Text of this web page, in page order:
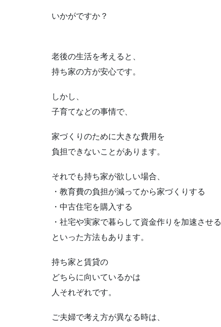
いかがですか？
老後の生活を考えると、
持ち家の方が安心です。
しかし、
子育てなどの事情で、
家づくりのために大きな費用を
負担できないことがあります。
それでも持ち家が欲しい場合、
・教育費の負担が減ってから家づくりする
・中古住宅を購入する
・社宅や実家で暮らして資金作りを加速させる
といった方法もあります。
持ち家と賃貸の
どちらに向いているかは
人それぞれです。
ご夫婦で考え方が異なる時は、